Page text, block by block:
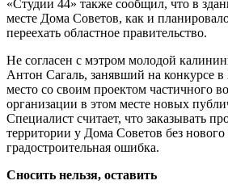
«Студии 44» также сообщил, что в
месте Дома Советов, как и
переехать областное правительство.
Не согласен с мэтром молодой
Антон Сагаль, занявший на конкурсе в
место со своим проектом частичного
организации в этом месте новых
Специалист считает, что заказывать
территории у Дома Советов без
градостроительная ошибка.
Сносить нельзя, оставить